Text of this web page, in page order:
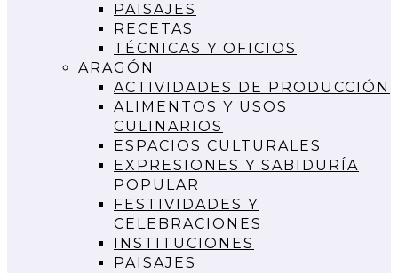
PAISAJES
RECETAS
TÉCNICAS Y OFICIOS
ARAGÓN
ACTIVIDADES DE PRODUCCIÓN
ALIMENTOS Y USOS
CULINARIOS
ESPACIOS CULTURALES
EXPRESIONES Y SABIDURÍA
POPULAR
FESTIVIDADES Y
CELEBRACIONES
INSTITUCIONES
PAISAJES